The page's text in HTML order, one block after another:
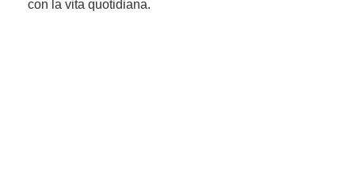
con la vita quotidiana.